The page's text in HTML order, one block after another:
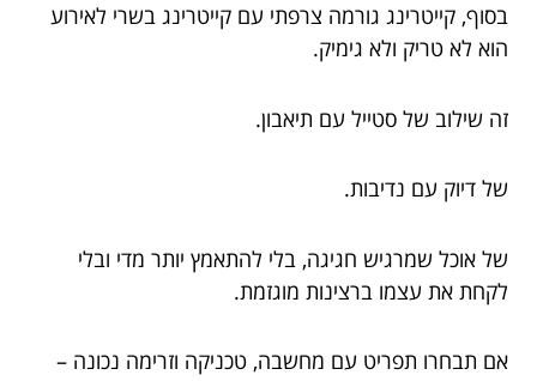
בסוף, קייטרינג גורמה צרפתי עם קייטרינג בשרי לאירוע
הוא לא טריק ולא גימיק.
זה שילוב של סטייל עם תיאבון.
של דיוק עם נדיבות.
של אוכל שמרגיש חגיגה, בלי להתאמץ יותר מדי ובלי
לקחת את עצמו ברצינות מוגזמת.
אם תבחרו תפריט עם מחשבה, טכניקה וזרימה נכונה –